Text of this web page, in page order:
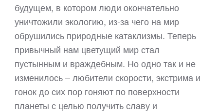
будущем, в котором люди окончательно
уничтожили экологию, из-за чего на мир
обрушились природные катаклизмы. Теперь
привычный нам цветущий мир стал
пустынным и враждебным. Но одно так и не
изменилось – любители скорости, экстрима и
гонок до сих пор гоняют по поверхности
планеты с целью получить славу и